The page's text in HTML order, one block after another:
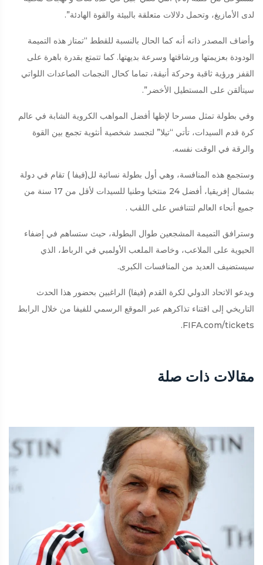
لدى الأمازيغ، وتحمل دلالات متعلقة بالبيئة والقوة الهادئة”.
وأضاف المصدر ذاته أنه كما الحال بالنسبة للقطط “تمتاز هذه التميمة
الودودة بعزيمتها ورشاقتها وسرعة بديهتها. كما تتمتع بقدرة باهرة على
القفز ورؤية ثاقبة وحركة أنيقة، تماما كحال النجمات الصاعدات اللواتي
سيتألقن على المستطيل الأخضر”.
وفي بطولة تمثل مسرحا لإظها أفضل المواهب الكروية الشابة في عالم
كرة قدم السيدات، تأتي “تيلا” لتجسد شخصية أنثوية تجمع بين القوة
والرقة في الوقت نفسه.
وستجمع هذه المنافسة، وهي أول بطولة نسائية لل(فيفا ) تقام في دولة
بشمال إفريقيا، أفضل 24 منتخبا وطنيا للسيدات لأقل من 17 سنة من
جميع أنحاء العالم لتتنافس على اللقب .
وسترافق التميمة المشجعين طوال البطولة، حيث ستساهم في إضفاء
الحيوية على الملاعب، وخاصة الملعب الأولمبي في الرباط، الذي
سيستضيف العديد من المنافسات الكبرى.
ويدعو الاتحاد الدولي لكرة القدم (فيفا) الراغبين بحضور هذا الحدث
التاريخي إلى اقتناء تذاكرهم عبر الموقع الرسمي للفيفا من خلال الرابط
FIFA.com/tickets.
مقالات ذات صلة